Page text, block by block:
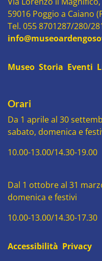
59016 Poggio a Caiano
Tel. 055 8701287/280/
Museo Storia Eventi
Orari
Da 1 aprile al 30
sabato, domenica e
10.00-13.00/14.30-19.00
Dal 1 ottobre al 31
domenica e festivi
10.00-13.00/14.30-17.30
Accessibilità Privacy